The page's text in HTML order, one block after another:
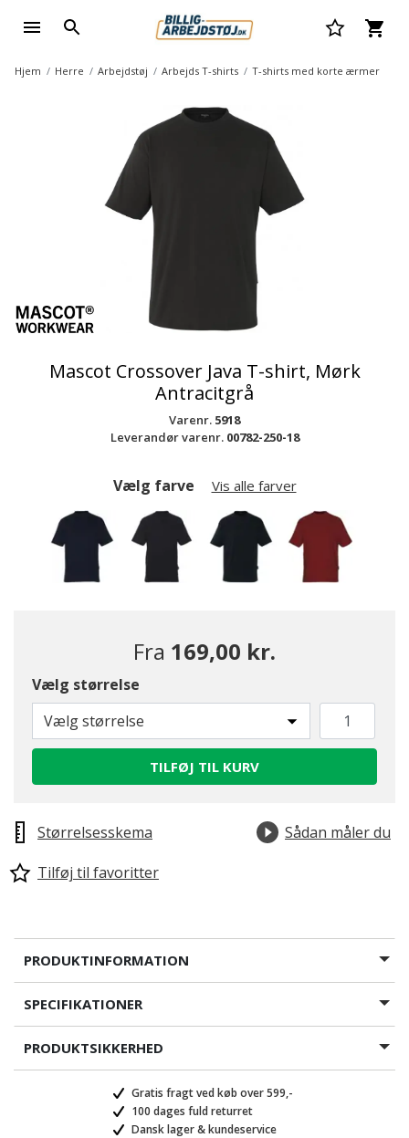
Hjem Herre Arbejdstøj Arbejds T-shirts T-shirts med korte ærmer
Mascot Crossover Java T-shirt, Mørk
Antracitgrå
Varenr. 5918
Leverandør varenr. 00782-250-18
Vælg farve Vis alle farver
valgte
Fra 169,00 kr.
Vælg størrelse
Vælg størrelse
TILFØJ TIL KURV
Størrelsesskema
Sådan måler du
Tilføj til favoritter
PRODUKTINFORMATION
SPECIFIKATIONER
PRODUKTSIKKERHED
Gratis fragt ved køb over 599,-
100 dages fuld returret
Dansk lager & kundeservice